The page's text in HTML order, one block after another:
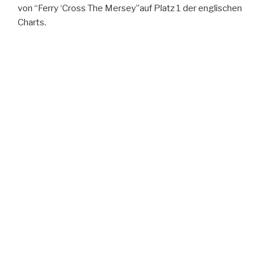
von “Ferry ‘Cross The Mersey”auf Platz 1 der englischen
Charts.